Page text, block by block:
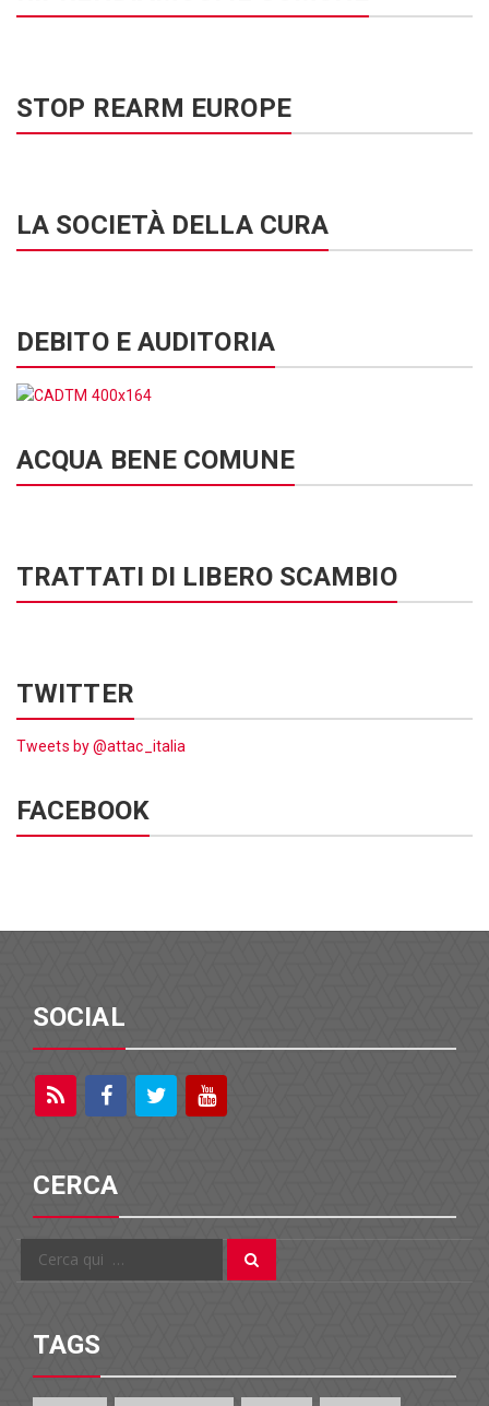
STOP REARM EUROPE
LA SOCIETÀ DELLA CURA
DEBITO E AUDITORIA
ACQUA BENE COMUNE
TRATTATI DI LIBERO SCAMBIO
TWITTER
Tweets by @attac_italia
FACEBOOK
SOCIAL
CERCA
Cerca
TAGS